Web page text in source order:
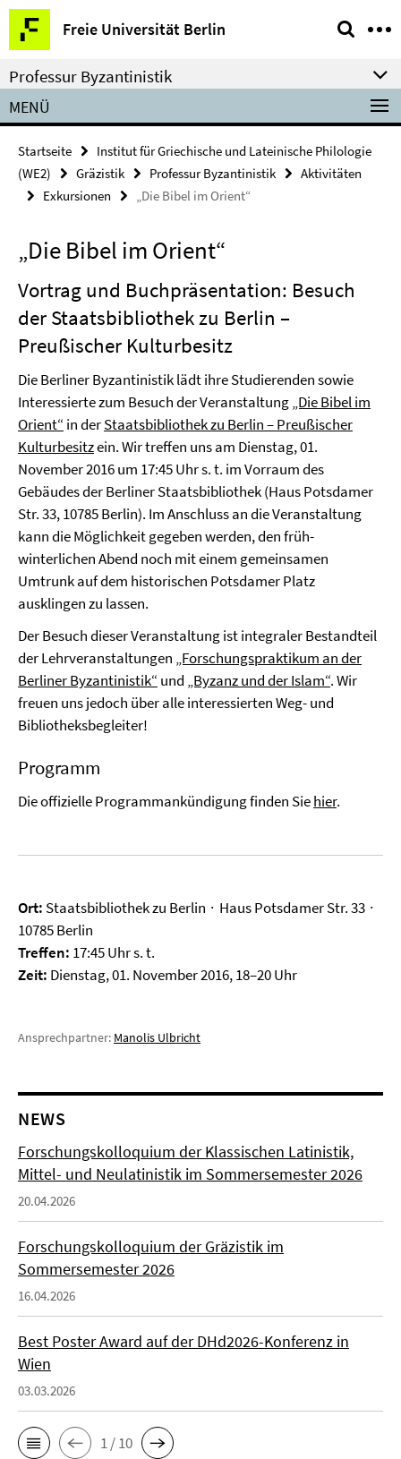
Springe
direkt
zu
Inhalt
Freie Universität Berlin
Service-
Navigation
Professur Byzantinistik
MENÜ
Startseite
Institut für Griechische und Lateinische Philologie
(WE2)
Gräzistik Professur Byzantinistik
Aktivitäten
Exkursionen
„Die Bibel im Orient“
„Die Bibel im Orient“
Vortrag und Buchpräsentation: Besuch
der Staatsbibliothek zu Berlin –
Preußischer Kulturbesitz
Die Berliner Byzantinistik lädt ihre Studierenden sowie
Interessierte zum Besuch der Veranstaltung„Die Bibel im
Orient“ in derStaatsbibliothek zu Berlin – Preußischer
Kulturbesitzein. Wir treffen uns am Dienstag, 01.
November 2016 um 17:45 Uhr s. t. im Vorraum des
Gebäudes der Berliner Staatsbibliothek (Haus Potsdamer
Str. 33, 10785 Berlin). Im Anschluss an die Veranstaltung
kann die Möglichkeit gegeben werden, den früh-
winterlichen Abend noch mit einem gemeinsamen
Umtrunk auf dem historischen Potsdamer Platz
ausklingen zu lassen.
Der Besuch dieser Veranstaltung ist integraler Bestandteil
der Lehrveranstaltungen „Forschungspraktikum an der
Berliner Byzantinistik“ und „Byzanz und der Islam“. Wir
freuen uns jedoch über alle interessierten Weg- und
Bibliotheksbegleiter!
Programm
Die offizielle Programmankündigung finden Siehier.
Ort: Staatsbibliothek zu Berlin ∙ Haus Potsdamer Str. 33 ∙
10785 Berlin
Treffen: 17:45 Uhr s. t.
Zeit: Dienstag, 01. November 2016, 18–20 Uhr
Ansprechpartner: Manolis Ulbricht
NEWS
Forschungskolloquium der Klassischen Latinistik,
Mittel- und Neulatinistik im Sommersemester 2026
20.04.2026
Forschungskolloquium der Gräzistik im
Sommersemester 2026
16.04.2026
Best Poster Award auf der DHd2026-Konferenz in
Wien
03.03.2026
1 / 10